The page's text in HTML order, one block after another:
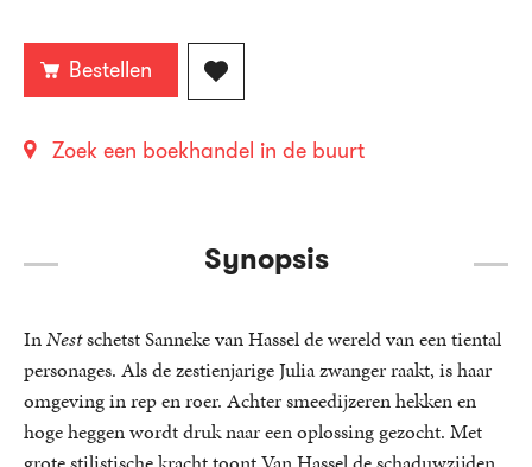
Bestellen
Zoek een boekhandel in de buurt
Synopsis
InNestschetst Sanneke van Hassel de wereld van een tiental
personages. Als de zestienjarige Julia zwanger raakt, is haar
omgeving in rep en roer. Achter smeedijzeren hekken en
hoge heggen wordt druk naar een oplossing gezocht. Met